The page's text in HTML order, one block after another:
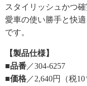
スタイリッシュかつ確
愛車の使い勝手と快
です。
【製品仕様】
■品番 ／304-6257
■価格 ／2,640円（税10